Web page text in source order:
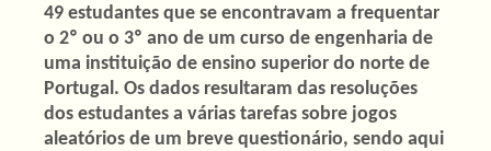
49 estudantes que se encontravam a frequentar
o 2º ou o 3º ano de um curso de engenharia de
uma instituição de ensino superior do norte de
Portugal. Os dados resultaram das resoluções
dos estudantes a várias tarefas sobre jogos
aleatórios de um breve questionário, sendo aqui